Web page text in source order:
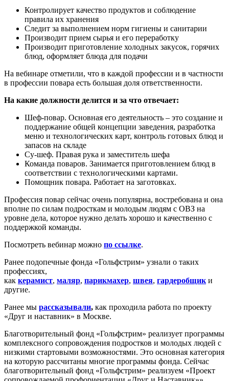
Контролирует качество продуктов и соблюдение
правила их хранения
Следит за выполнением норм гигиены и санитарии
Производит прием сырья и его переработку
Производит приготовление холодных закусок, горячих
блюд, оформляет блюда для подачи
На вебинаре отметили, что в каждой профессии и в частности
в профессии повара есть большая доля ответственности.
На какие должности делится и за что отвечает:
Шеф-повар. Основная его деятельность – это создание и
поддержание общей концепции заведения, разработка
меню и технологических карт, контроль готовых блюд и
запасов на складе
Су-шеф. Правая рука и заместитель шефа
Команда поваров. Занимается приготовлением блюд в
соответствии с технологическими картами.
Помощник повара. Работает на заготовках.
Профессия повар сейчас очень популярна, востребована и она
вполне по силам подросткам и молодым людям с ОВЗ на
уровне дела, которое нужно делать хорошо и качественно с
поддержкой команды.
Посмотреть вебинар можно по ссылке.
Ранее подопечные фонда «Гольфстрим» узнали о таких
профессиях,
как керамист, маляр, парикмахер, швея, гардеробщик и
другие.
Ранее мы рассказывали, как проходила работа по проекту
«Друг и наставник» в Москве.
Благотворительный фонд «Гольфстрим» реализует программы
комплексного сопровождения подростков и молодых людей с
низкими стартовыми возможностями. Это основная категория
на которую рассчитаны многие программы фонда. Сейчас
благотворительный фонд «Гольфстрим» реализуем «Проект